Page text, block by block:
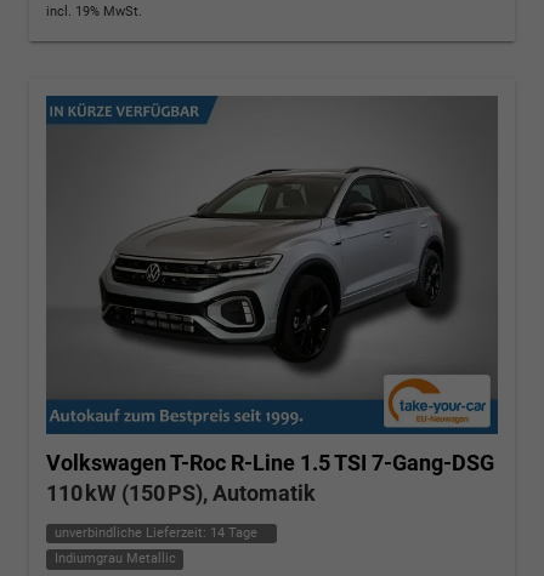
incl. 19% MwSt.
Volkswagen T-Roc R-Line 1.5 TSI 7-Gang-DSG
110 kW (150 PS), Automatik
unverbindliche Lieferzeit: 14 Tage
Indiumgrau Metallic